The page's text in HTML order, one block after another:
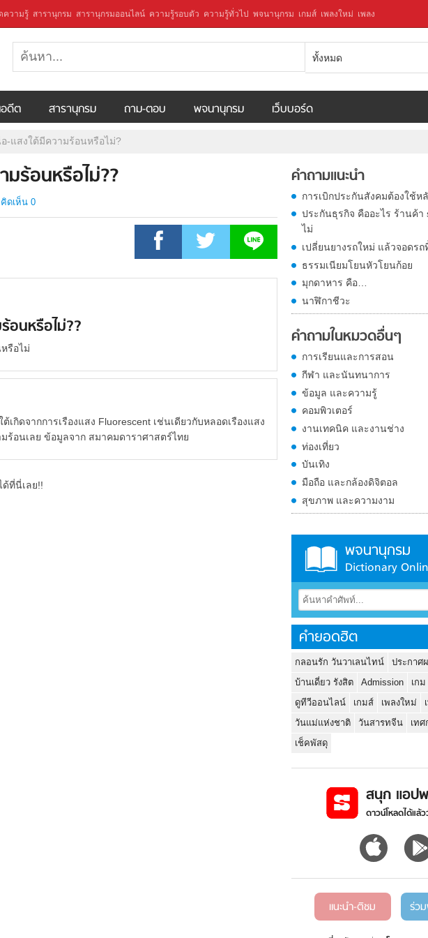
ความรู้ สารานุกรม สารานุกรมออนไลน์ ความรู้รอบตัว ความรู้ทั่วไป พจนานุกรม เกมส์ เพลงใหม่ เพลง
ทั้งหมด
ดีต สารานุกรม ถาม-ตอบ พจนานุกรม เว็บบอร์ด
-แสงใต้มีความร้อนหรือไม่?
มร้อนหรือไม่??
ดเห็น 0
อนหรือไม่??
รือไม่
ดจากการเรืองแสง Fluorescent เช่นเดียวกับหลอดเรืองแสง
ร้อนเลย ข้อมูลจาก สมาคมดาราศาสตร์ไทย
ด้ที่นี่เลย!!
คำถามแนะนำ
การเบิกประกันสังคมต้องใช้ห
ประกันธุรกิจ คืออะไร ร้านค้า
ไม่
เปลี่ยนยางรถใหม่ แล้วจอดรถ
ธรรมเนียมโยนหัวโยนก้อย
มุกดาหาร คือ…
นาฬิกาชีวะ
คำถามในหมวดอื่นๆ
การเรียนและการสอน
กีฬา และนันทนาการ
ข้อมูล และความรู้
คอมพิวเตอร์
งานเทคนิค และงานช่าง
ท่องเที่ยว
บันเทิง
มือถือ และกล้องดิจิตอล
สุขภาพ และความงาม
พจนานุกรม
Dictionary
คำยอดฮิต
กลอนรัก วันวาเลนไทน์
ประกาศ
บ้านเดี่ยว รังสิต
Admission เกม
ดูทีวีออนไลน์
เกมส์ เพลงใหม่
วันแม่แห่งชาติ
วันสารทจีน
เทศ
เช็คพัสดุ
สนุก แอป
ดาวน์โหลดได้แล้
แนะนำ-ติชม ร่ว